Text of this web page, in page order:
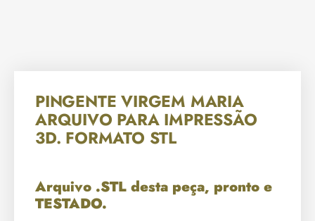
PINGENTE VIRGEM MARIA
ARQUIVO PARA IMPRESSÃO
3D. FORMATO STL
Arquivo .STL desta peça, pronto e
TESTADO.